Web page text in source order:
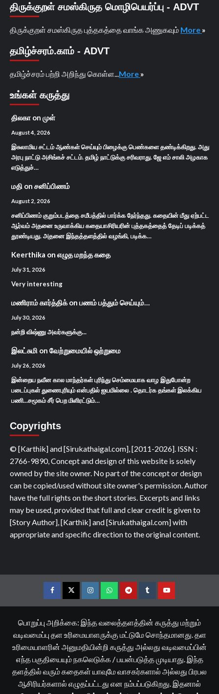
திருக்குறள் சமஸ்கிருத மொழிபெயர்ப்பு - ADVT
திருக்குறள் சமஸ்கிருத புத்தகத்தை வாங்க அணுகவும் More »
தமிழ்ச்சரம்.காம் - ADVT
தமிழ்ச்சரம் பற்றி அறிந்து கொள்ள... More »
உங்கள் கருத்து
திலகா on முள்
August 4, 2026
இசுலாமிய சட்டம் ஆண்கள் செய்யும் பிழைக்கு பெண்களை தண்டிக்கிறது. அது
அரபு நாட்டு அசிங்கச் சட்டம். தமிழ் நாட்டுக்கு சரிவராது. ஜே எம் சாலி அழகாக
எடுத்துச்…
மதி on சனிப்பிணம்
August 2, 2026
சனிப்பிணம் குறும்படத்தை சமீபத்தில் பார்க்க நேர்ந்தது. கதையின் மீது ஏற்பட்ட
ஆர்வம் அதனை உருவாக்கிய கதையாசிரியரின் புத்தகத்தைத் தேடிப் படிக்கத்
தூண்டியது. அதனை இந்தத்தளத்தில் வழங்கி, படிக்க…
Keerthika on எழுத மறந்த கதை
July 31, 2026
Very interesting
மணிராம் கார்த்திக்on பணம் பத்தும் செய்யும்…
July 30, 2026
நன்றி விஷ்ணு அவர்களுக்கு...
இலட்சுமி on வேற்றுமையில் ஒற்றுமை
July 26, 2026
இன்றைய நவீன கால மாந்தர்கள் புரிந்து செம்மையாக வாழ இதுபோன்ற
படைப்புகள் துணைபுரியும் என்பதில் ஐயமில்லை . தொடர்க தங்கள் இலக்கிய
பணி...சமூகம் சீர் பெற மிளிரட்டும்…
Copyrights
© [Karthik] and [Sirukathaigal.com], [2011-2026]. ISSN :
2766-9890, Concept and design of this website is solely
owned by the site owner. No part of the concept or design
can be copied/used without site owner's permission. Author
have the full rights on the short stories. Excerpts and links
may be used, provided that full and clear credit is given to
[Story Author], [Karthik] and [Sirukathaigal.com] with
appropriate and specific direction to the original content.
FacebookTwitterInstagramWhatsappTelegramTumblrYouTube
பொறுப்பு அறிக்கை: இந்த வலைத்தளத்தின் கருத்து மற்றும்
வடிவமைப்பு தள உரிமையாளருக்கு மட்டுமே சொந்தமானது. தள
உரிமையாளரின் அனுமதியின்றி கருத்து அல்லது வடிவமைப்பின்
எந்த பகுதியையும் நகலெடுக்க / பயன்படுத்த முடியாது. இந்த
தளத்தில் வரும் கதைகள் யாவுமே வாசகர்களால் அல்லது பிரபல
ஆசிரியர்களால் எழுதப்பட்டது என நம்பப்படுகிறது. இதனால்